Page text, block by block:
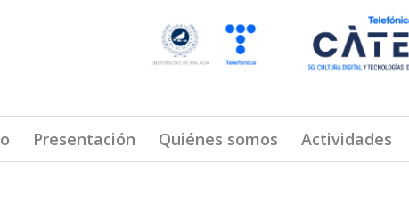
Presentación Quiénes somos Actividades